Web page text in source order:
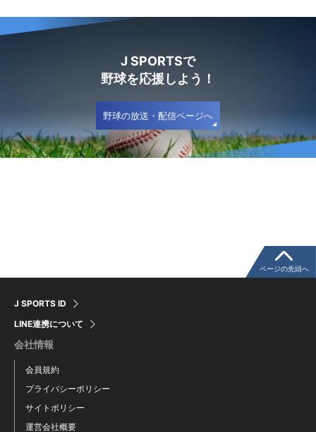
J SPORTSで
野球を応援しよう！
野球の放送・配信ページへ
J SPORTS ID
LINE連携について
会社情報
会員規約
プライバシーポリシー
サイトポリシー
運営会社概要
ページの先頭へ